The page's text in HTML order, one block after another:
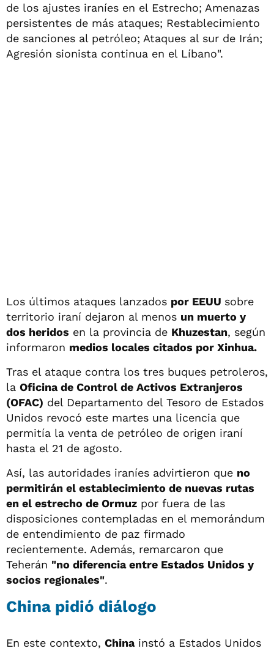
de los ajustes iraníes en el Estrecho; Amenazas
persistentes de más ataques; Restablecimiento
de sanciones al petróleo; Ataques al sur de Irán;
Agresión sionista continua en el Líbano".
Los últimos ataques lanzados por EEUU sobre
territorio iraní dejaron al menos un muerto y
dos heridos en la provincia de Khuzestan, según
informaron medios locales citados por Xinhua.
Tras el ataque contra los tres buques petroleros,
la Oficina de Control de Activos Extranjeros
(OFAC) del Departamento del Tesoro de Estados
Unidos revocó este martes una licencia que
permitía la venta de petróleo de origen iraní
hasta el 21 de agosto.
Así, las autoridades iraníes advirtieron que no
permitirán el establecimiento de nuevas rutas
en el estrecho de Ormuz por fuera de las
disposiciones contempladas en el memorándum
de entendimiento de paz firmado
recientemente. Además, remarcaron que
Teherán "no diferencia entre Estados Unidos y
socios regionales".
China pidió diálogo
En este contexto, Chinainstó a Estados Unidos